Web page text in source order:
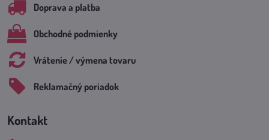
Doprava a platba
Obchodné podmienky
Vrátenie / výmena tovaru
Reklamačný poriadok
Kontakt